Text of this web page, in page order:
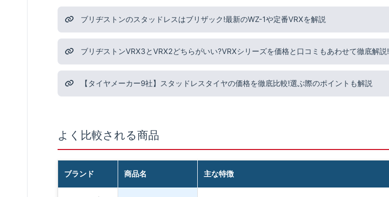
ブリヂストンのスタッドレスはブリザック!最新のWZ-1や定番VRXを解説
ブリヂストンVRX3とVRX2どちらがいい?VRXシリーズを価格と口コミもあわせて徹底解説!
【タイヤメーカー9社】スタッドレスタイヤの価格を徹底比較!選ぶ際のポイントも解説
よく比較される商品
ブランド 商品名 主な特徴